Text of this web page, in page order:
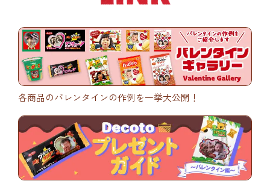
各商品のバレンタインの作例を一挙大公開！